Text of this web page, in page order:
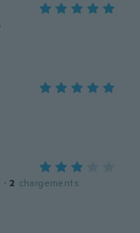
· 2 chargements